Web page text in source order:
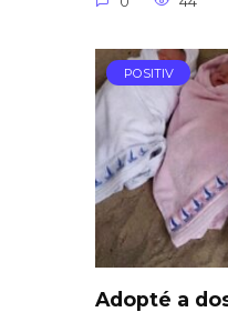
POSITIV
Adopté a